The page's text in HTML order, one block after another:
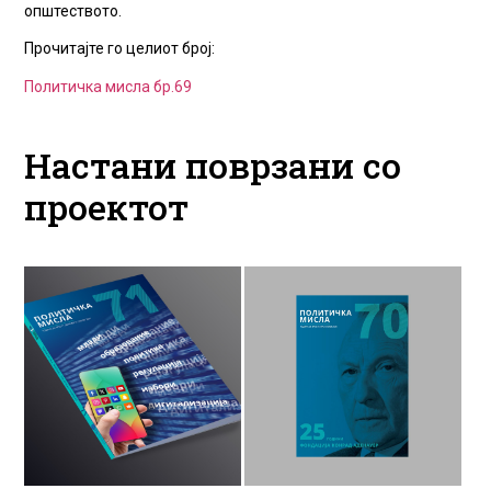
општеството.
Прочитајте го целиот број:
Политичка мисла бр.69
Настани поврзани со
проектот